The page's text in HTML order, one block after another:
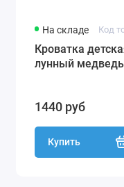
На складе Код
Кроватка
лунный
1440 руб
Купить